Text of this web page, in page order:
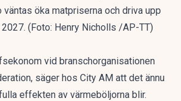
väntas öka matpriserna och driva upp
(Foto: Henry Nicholls /AP-TT)
vid branschorganisationen
säger hos City AM att det ännu
effekten av värmeböljorna blir.